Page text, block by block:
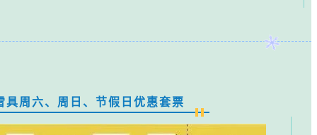
具周六、周日、节假日优惠套票